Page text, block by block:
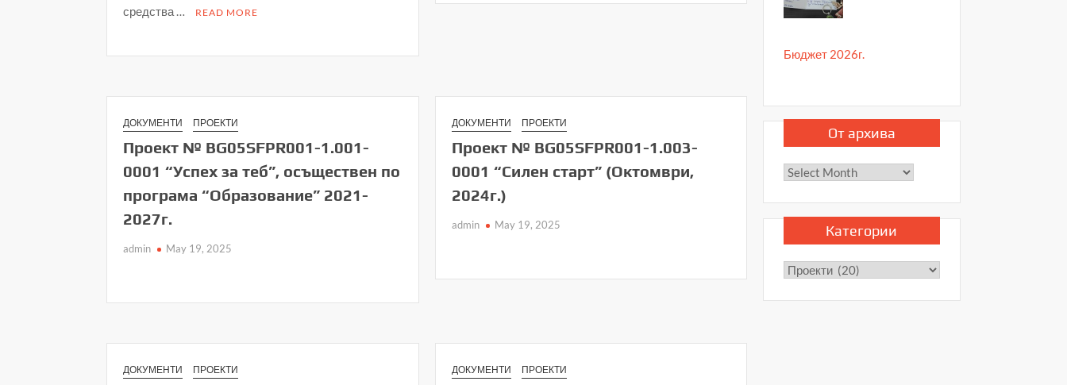
средства …
READ MORE
ДОКУМЕНТИ ПРОЕКТИ
Проект № BG05SFPR001-1.001-
0001 “Успех за теб”, осъществен по
програма “Образование” 2021-
2027г.
admin May 19, 2025
ДОКУМЕНТИ ПРОЕКТИ
Проект № BG05SFPR001-1.003-
0001 “Силен старт” (Октомври,
2024г.)
admin May 19, 2025
ДОКУМЕНТИ ПРОЕКТИ ДОКУМЕНТИ ПРОЕКТИ
Бюджет 2026г.
От архива
От
Категории
Категории